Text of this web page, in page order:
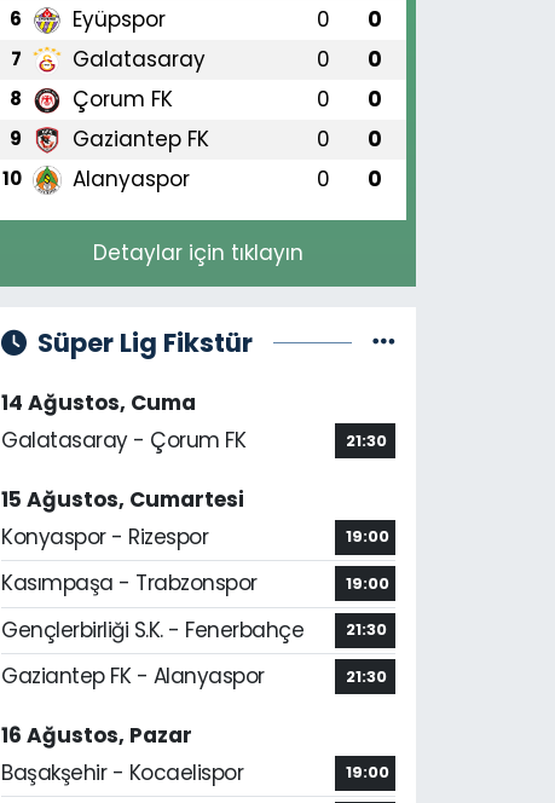
6 Eyüpspor 0 0
7 Galatasaray 0 0
8 Çorum FK 0 0
9 Gaziantep FK 0 0
10 Alanyaspor 0 0
Detaylar için tıklayın
Süper Lig Fikstür
14 Ağustos, Cuma
Galatasaray - Çorum FK
21:30
15 Ağustos, Cumartesi
Konyaspor - Rizespor
19:00
Kasımpaşa - Trabzonspor 19:00
Gençlerbirliği S.K. - Fenerbahçe 21:30
Gaziantep FK - Alanyaspor 21:30
16 Ağustos, Pazar
Başakşehir - Kocaelispor
19:00